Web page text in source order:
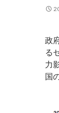
政
る
力
国